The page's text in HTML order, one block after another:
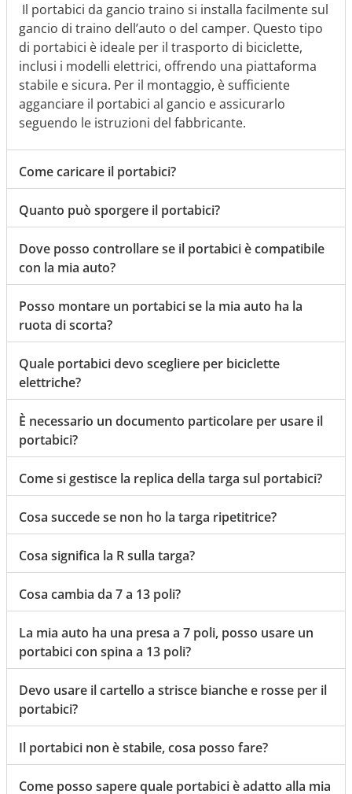
Il portabici da gancio traino si installa facilmente sul
gancio di traino dell’auto o del camper. Questo tipo
di portabici è ideale per il trasporto di biciclette,
inclusi i modelli elettrici, offrendo una piattaforma
stabile e sicura. Per il montaggio, è sufficiente
agganciare il portabici al gancio e assicurarlo
seguendo le istruzioni del fabbricante.
Come caricare il portabici?
Quanto può sporgere il portabici?
Dove posso controllare se il portabici è compatibile
con la mia auto?
Posso montare un portabici se la mia auto ha la
ruota di scorta?
Quale portabici devo scegliere per biciclette
elettriche?
È necessario un documento particolare per usare il
portabici?
Come si gestisce la replica della targa sul portabici?
Cosa succede se non ho la targa ripetitrice?
Cosa significa la R sulla targa?
Cosa cambia da 7 a 13 poli?
La mia auto ha una presa a 7 poli, posso usare un
portabici con spina a 13 poli?
Devo usare il cartello a strisce bianche e rosse per il
portabici?
Il portabici non è stabile, cosa posso fare?
Come posso sapere quale portabici è adatto alla mia